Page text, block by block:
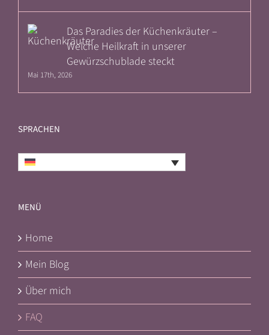
Das Paradies der Küchenkräuter –
Welche Heilkraft in unserer
Gewürzschublade steckt
Mai 17th, 2026
SPRACHEN
MENÜ
Home
Mein Blog
Über mich
FAQ